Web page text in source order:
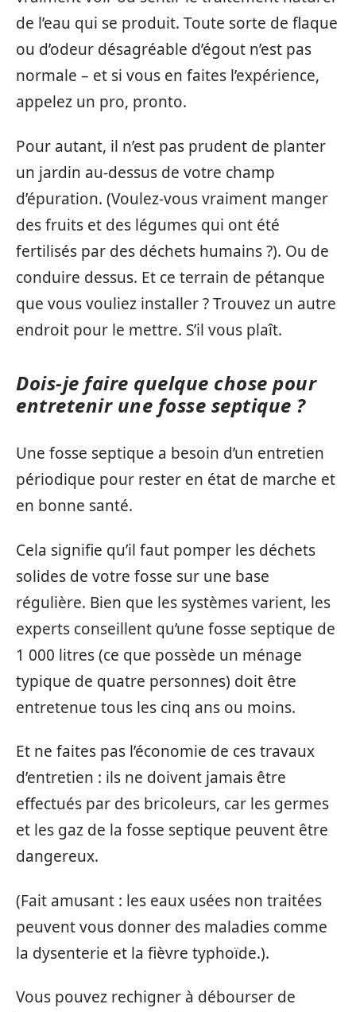
de l’eau qui se produit. Toute sorte de flaque
ou d’odeur désagréable d’égout n’est pas
normale – et si vous en faites l’expérience,
appelez un pro, pronto.
Pour autant, il n’est pas prudent de planter
un jardin au-dessus de votre champ
d’épuration. (Voulez-vous vraiment manger
des fruits et des légumes qui ont été
fertilisés par des déchets humains ?). Ou de
conduire dessus. Et ce terrain de pétanque
que vous vouliez installer ? Trouvez un autre
endroit pour le mettre. S’il vous plaît.
Dois-je faire quelque chose pour
entretenir une fosse septique ?
Une fosse septique a besoin d’un entretien
périodique pour rester en état de marche et
en bonne santé.
Cela signifie qu’il faut pomper les déchets
solides de votre fosse sur une base
régulière. Bien que les systèmes varient, les
experts conseillent qu’une fosse septique de
1 000 litres (ce que possède un ménage
typique de quatre personnes) doit être
entretenue tous les cinq ans ou moins.
Et ne faites pas l’économie de ces travaux
d’entretien : ils ne doivent jamais être
effectués par des bricoleurs, car les germes
et les gaz de la fosse septique peuvent être
dangereux.
(Fait amusant : les eaux usées non traitées
peuvent vous donner des maladies comme
la dysenterie et la fièvre typhoïde.).
Vous pouvez rechigner à débourser de